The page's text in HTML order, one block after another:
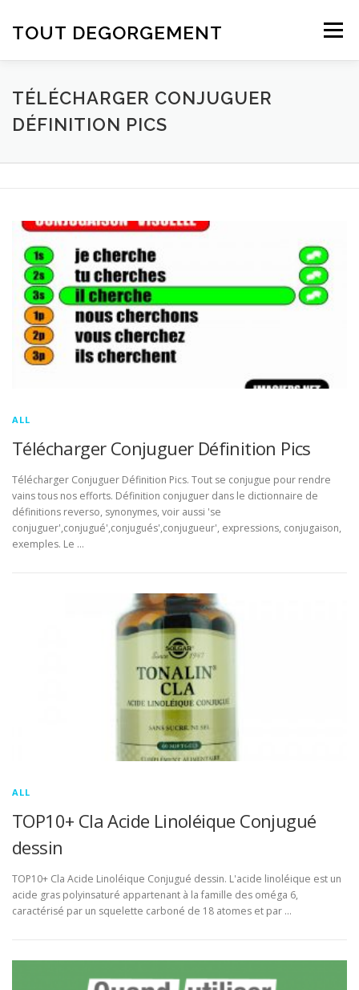
TOUT DEGORGEMENT Menu
TÉLÉCHARGER CONJUGUER
DÉFINITION PICS
ALL
Télécharger Conjuguer Définition Pics
Télécharger Conjuguer Définition Pics. Tout se conjugue pour rendre
vains tous nos efforts. Définition conjuguer dans le dictionnaire de
définitions reverso, synonymes, voir aussi 'se
conjuguer',conjugué',conjugués',conjugueur', expressions, conjugaison,
exemples. Le …
ALL
TOP10+ Cla Acide Linoléique Conjugué
dessin
TOP10+ Cla Acide Linoléique Conjugué dessin. L'acide linoléique est un
acide gras polyinsaturé appartenant à la famille des oméga 6,
caractérisé par un squelette carboné de 18 atomes et par …